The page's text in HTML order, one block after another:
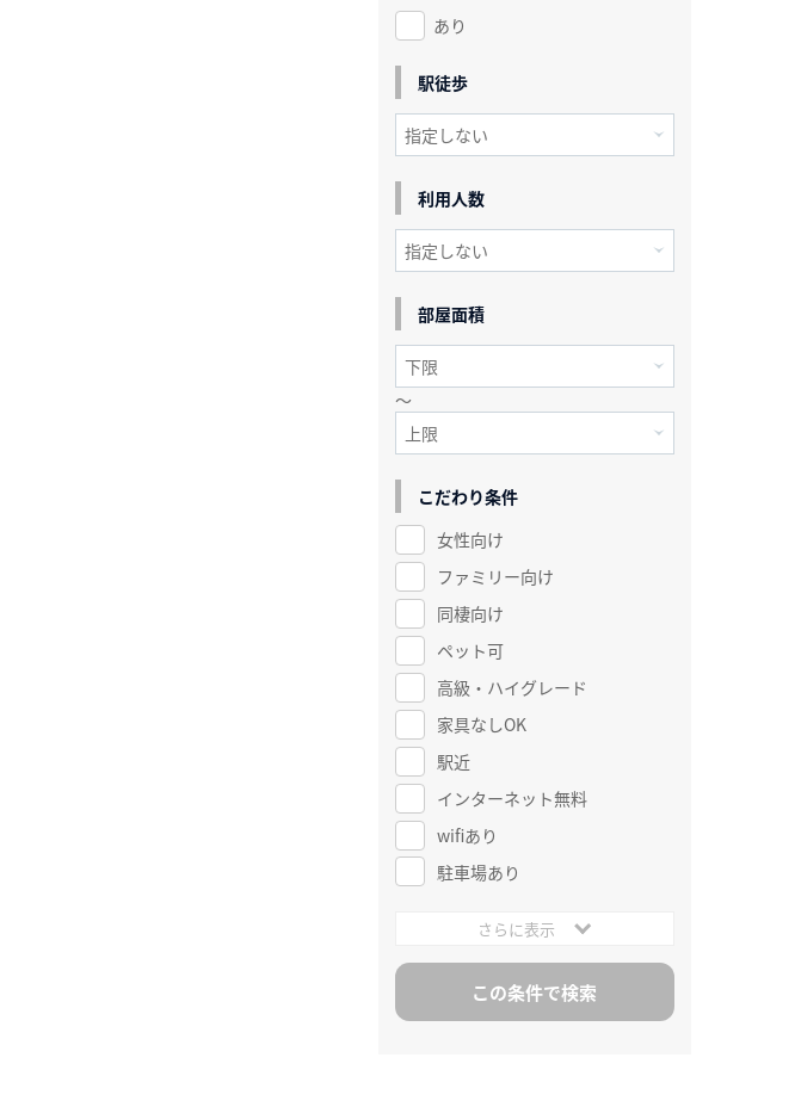
あり
駅徒歩
利用人数
部屋面積
～
こだわり条件
女性向け
ファミリー向け
同棲向け
ペット可
高級・ハイグレード
家具なしOK
駅近
インターネット無料
wifiあり
駐車場あり
さらに表示